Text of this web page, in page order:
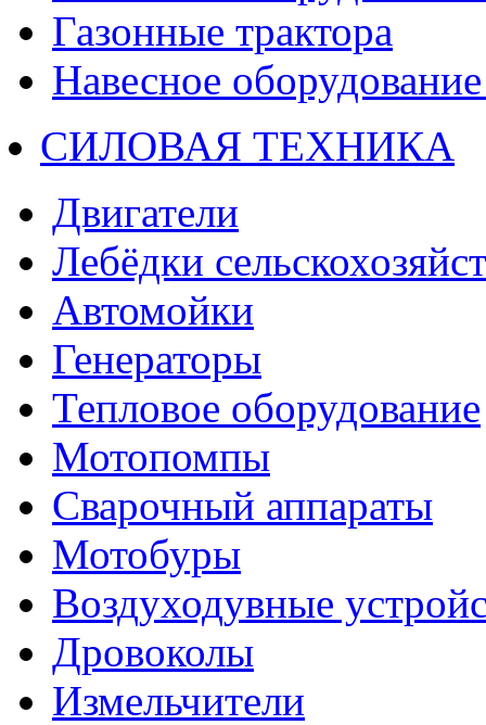
Газонные трактора
Навесное
СИЛОВАЯ ТЕХНИКА
Двигатели
Лебёдки
Автомойки
Генераторы
Тепловое оборудование
Мотопомпы
Сварочный аппараты
Мотобуры
Воздуходувные
Дровоколы
Измельчители